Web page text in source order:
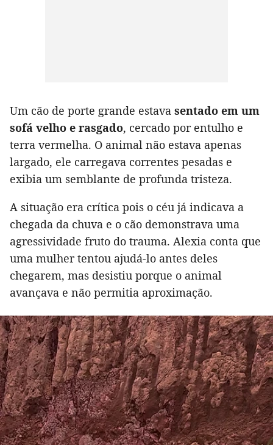
Um cão de porte grande estava sentado em um
sofá velho e rasgado, cercado por entulho e
terra vermelha. O animal não estava apenas
largado, ele carregava correntes pesadas e
exibia um semblante de profunda tristeza.
A situação era crítica pois o céu já indicava a
chegada da chuva e o cão demonstrava uma
agressividade fruto do trauma. Alexia conta que
uma mulher tentou ajudá-lo antes deles
chegarem, mas desistiu porque o animal
avançava e não permitia aproximação.